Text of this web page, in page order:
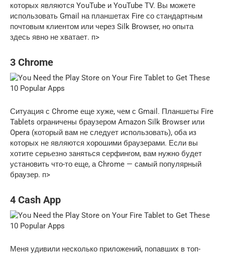
которых являются YouTube и YouTube TV. Вы можете
использовать Gmail на планшетах Fire со стандартным
почтовым клиентом или через Silk Browser, но опыта
здесь явно не хватает. п>
3 Chrome
Ситуация с Chrome еще хуже, чем с Gmail. Планшеты Fire
Tablets ограничены браузером Amazon Silk Browser или
Opera (который вам не следует использовать), оба из
которых не являются хорошими браузерами. Если вы
хотите серьезно заняться серфингом, вам нужно будет
установить что-то еще, а Chrome — самый популярный
браузер. п>
4 Cash App
Меня удивили несколько приложений, попавших в топ-